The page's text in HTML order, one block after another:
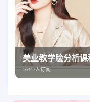
美业教学脸分析课
10347人订阅